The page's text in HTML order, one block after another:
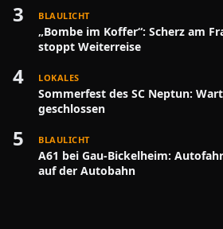
3 BLAULICHT
„Bombe im Koffer“: Scherz am
stoppt Weiterreise
4 LOKALES
Sommerfest des SC Neptun:
geschlossen
5 BLAULICHT
A61 bei Gau-Bickelheim:
auf der Autobahn